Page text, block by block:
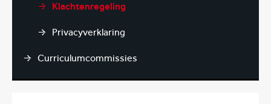
Klachtenregeling
Privacyverklaring
Curriculumcommissies